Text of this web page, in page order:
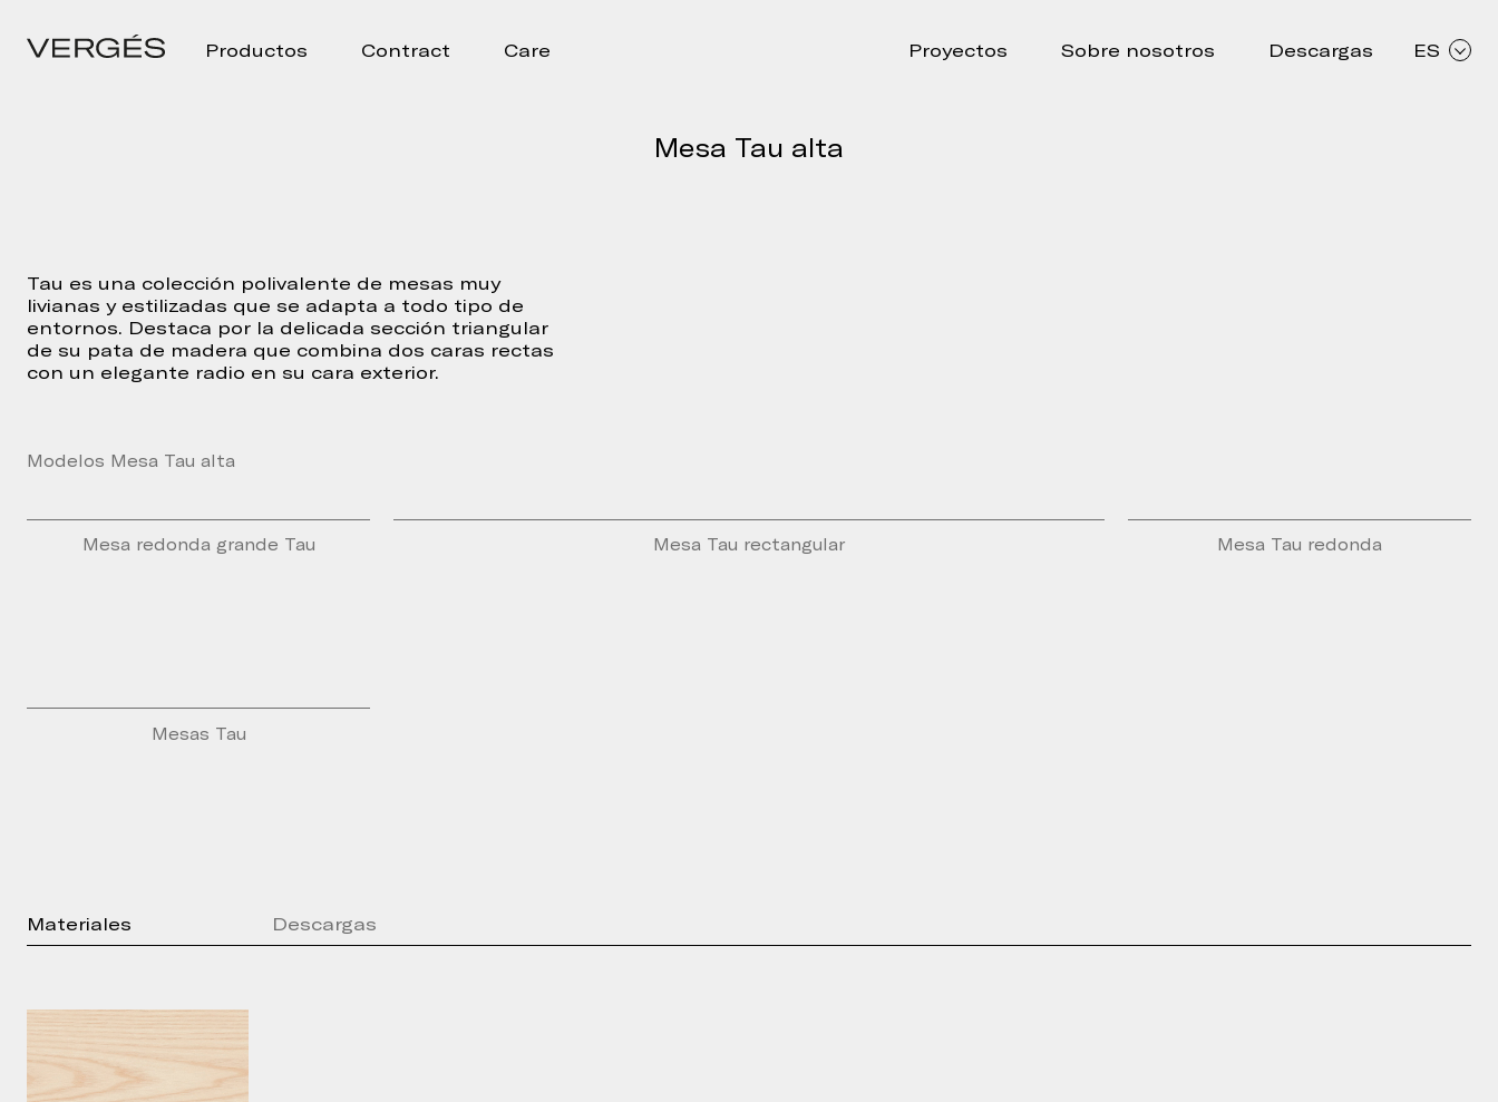
Productos Contract Care Proyectos Sobre nosotros Descargas ES
Mesa Tau alta
Tau es una colección polivalente de mesas muy
livianas y estilizadas que se adapta a todo tipo de
entornos. Destaca por la delicada sección triangular
de su pata de madera que combina dos caras rectas
con un elegante radio en su cara exterior.
Modelos Mesa Tau alta
Mesa redonda grande Tau Mesa Tau rectangular Mesa Tau redonda
Mesas Tau
Materiales Descargas
Brochure
Technical Sheet
2D Models